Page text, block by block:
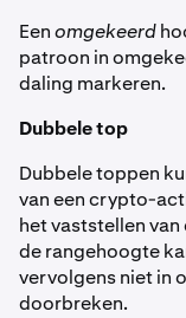
Eenomgekeerd
patroon in
daling markeren.
Dubbele top
Dubbele toppen
van een crypto-
het vaststellen
de rangehoogte
vervolgens niet in
doorbreken.